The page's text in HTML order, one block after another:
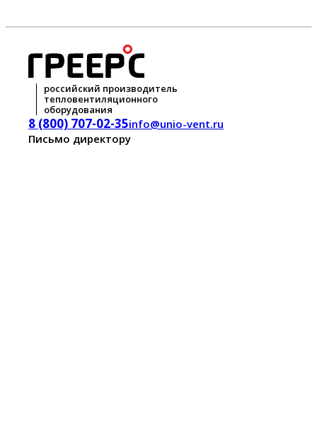
российский производитель
тепловентиляционного
оборудования
8 (800) 707-02-35info@unio-vent.ru
Письмо директору